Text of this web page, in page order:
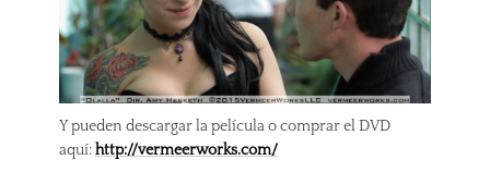
Y pueden descargar la película o comprar el DVD
aquí:http://vermeerworks.com/